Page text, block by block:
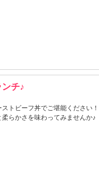
チ♪
トビーフ丼でご堪能ください！
らかさを味わってみませんか♪